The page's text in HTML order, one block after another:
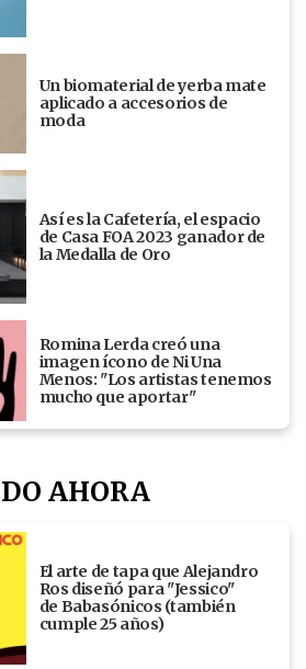
Un biomaterial de yerba mate
aplicado a accesorios de
moda
Así es la Cafetería, el espacio
de Casa FOA 2023 ganador de
la Medalla de Oro
Romina Lerda creó una
imagen ícono de Ni Una
Menos: "Los artistas tenemos
mucho que aportar"
AHORA
El arte de tapa que Alejandro
Ros diseñó para "Jessico"
de Babasónicos (también
cumple 25 años)